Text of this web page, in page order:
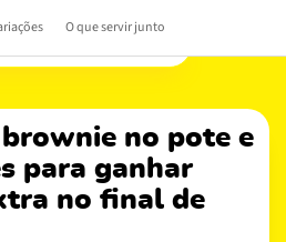
para ganhar
no final de
O que servir junto